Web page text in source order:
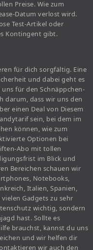
Preise. Wie zum
Datum verlost wird.
Test-Artikel oder
Kontingent gibt.
für dich sorgfältig. Eine
und dabei geht es
für den Schnäppchen-
darum, dass wir uns den
einen Deal von Diesem
sein, bei dem im
können, wie zum
Optionen bei
Abo mit tollen
im Blick und
Bereichen schauen wir
Notebooks,
Italien, Spanien,
Gadgets zu sehr
wichtig, sondern
hast. Sollte es
brauchst, kannst du uns
und wir helfen dir
wir auch den